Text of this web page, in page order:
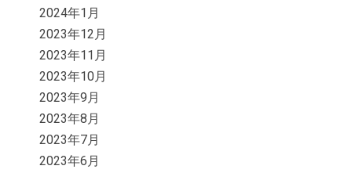
2024年1月
2023年12月
2023年11月
2023年10月
2023年9月
2023年8月
2023年7月
2023年6月